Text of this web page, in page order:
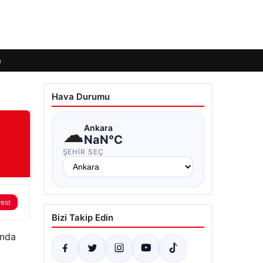
Hava Durumu
☁Ankara
NaN°C
ŞEHIR SEÇ
Bizi Takip Edin